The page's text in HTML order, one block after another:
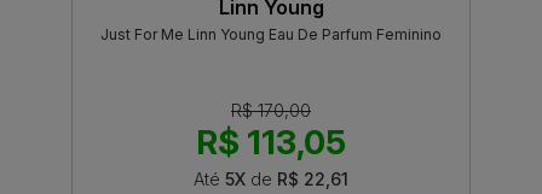
Linn Young
Just For Me Linn Young Eau De Parfum Feminino
R$ 170,00
R$ 113,05
Até 5X de R$ 22,61